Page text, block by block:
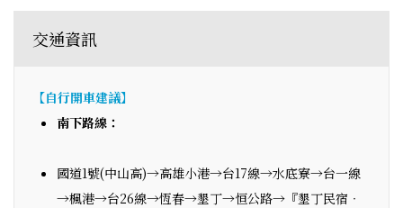
交通資訊
【自行開車建議】
南下路線：
國道1號(中山高)→高雄小港→台17線→水底寮→台一線
→楓港→台26線→恆春→墾丁→恒公路→『墾丁民宿‧